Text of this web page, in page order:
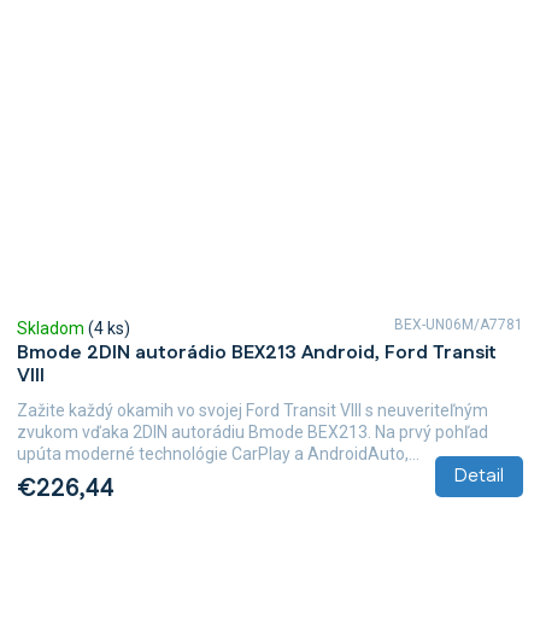
Bmode 2DIN autorádio BEX213 Android, Ford Transit
VIII
Skladom (4 ks)
€226,44 Detail
Zažite každý okamih vo svojej Ford Transit VIII s neuveriteľným
zvukom vďaka 2DIN autorádiu Bmode BEX213. Na prvý pohľad
upúta moderné technológie CarPlay a AndroidAuto,...
BEX-UN06M/A7781